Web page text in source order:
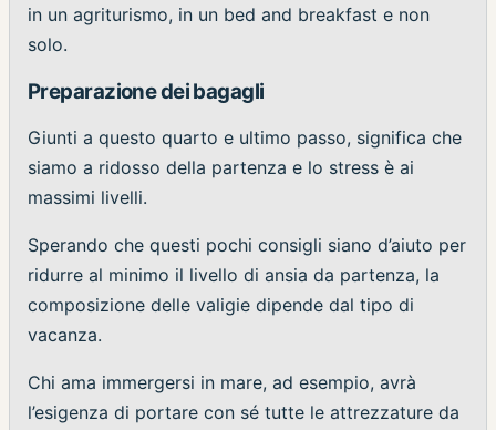
in un agriturismo, in un bed and breakfast e non
solo.
Preparazione dei bagagli
Giunti a questo quarto e ultimo passo, significa che
siamo a ridosso della partenza e lo stress è ai
massimi livelli.
Sperando che questi pochi consigli siano d’aiuto per
ridurre al minimo il livello di ansia da partenza, la
composizione delle valigie dipende dal tipo di
vacanza.
Chi ama immergersi in mare, ad esempio, avrà
l’esigenza di portare con sé tutte le attrezzature da